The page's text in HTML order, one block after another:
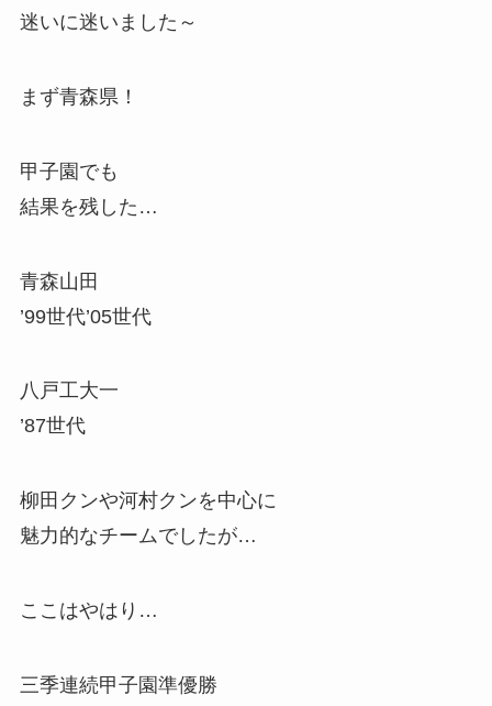
迷いに迷いました～
まず青森県！
甲子園でも
結果を残した…
青森山田
’99世代’05世代
八戸工大一
’87世代
柳田クンや河村クンを中心に
魅力的なチームでしたが…
ここはやはり…
三季連続甲子園準優勝